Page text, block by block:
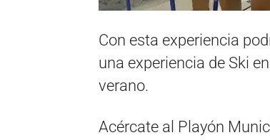
Con esta experiencia
una experiencia de Ski
verano.
Acércate al Playón